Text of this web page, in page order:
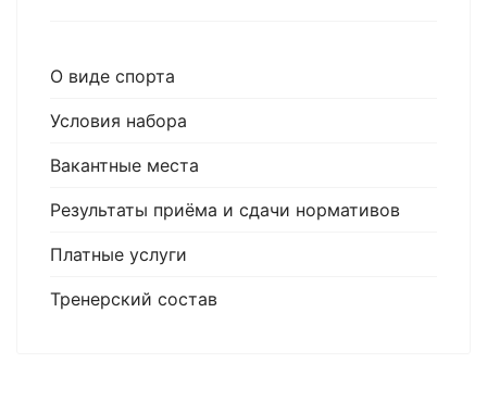
О виде спорта
Условия набора
Вакантные места
Результаты приёма и сдачи нормативов
Платные услуги
Тренерский состав